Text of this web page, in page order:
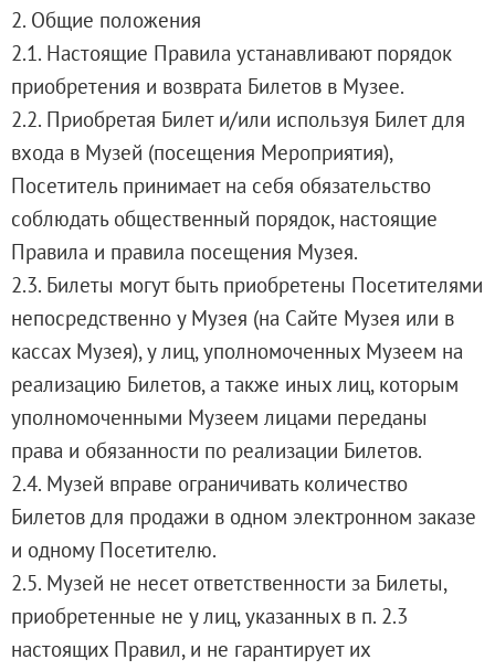
Дирекция
Дворцы и сады
Михайловский дворец
Корпус Бенуа
Михайловский (Инженерный) замок
Мраморный дворец
Строгановский дворец
Домик Петра I
Летний дворец Петра I
Летний сад
Михайловский сад
Западный павильон Михайловского
Восточный павильон Михайловского
Филиал в Кемерово
Клуб Друзей Русского музея
Партнеры и спонсоры
Культурно-просветительские и
Ассоциация художественных музеев
Локальные нормативные акты
Уставные документы
2. Общие положения
2.1. Настоящие Правила устанавливают порядок
приобретения и возврата Билетов в Музее.
2.2. Приобретая Билет и/или используя Билет для
входа в Музей (посещения Мероприятия),
Посетитель принимает на себя обязательство
соблюдать общественный порядок, настоящие
Правила и правила посещения Музея.
2.3. Билеты могут быть приобретены Посетителями
непосредственно у Музея (на Сайте Музея или в
кассах Музея), у лиц, уполномоченных Музеем на
реализацию Билетов, а также иных лиц, которым
уполномоченными Музеем лицами переданы
права и обязанности по реализации Билетов.
2.4. Музей вправе ограничивать количество
Билетов для продажи в одном электронном заказе
и одному Посетителю.
2.5. Музей не несет ответственности за Билеты,
приобретенные не у лиц, указанных в п. 2.3
настоящих Правил, и не гарантирует их